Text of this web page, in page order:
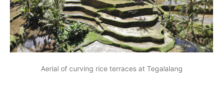
Aerial of curving rice terraces at Tegalalang